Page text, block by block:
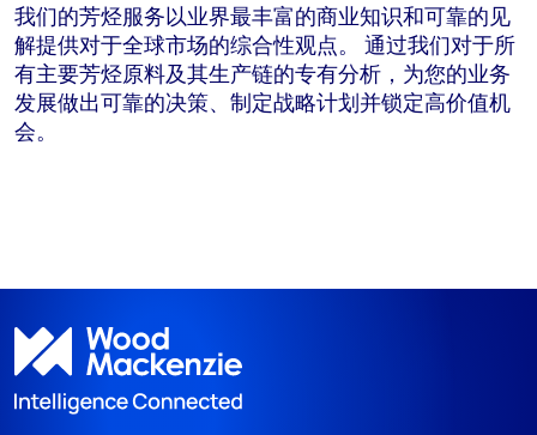
我们的芳烃服务以业界最丰富的商业知识和可靠的见
解提供对于全球市场的综合性观点。 通过我们对于所
有主要芳烃原料及其生产链的专有分析，为您的业务
发展做出可靠的决策、制定战略计划并锁定高价值机
会。